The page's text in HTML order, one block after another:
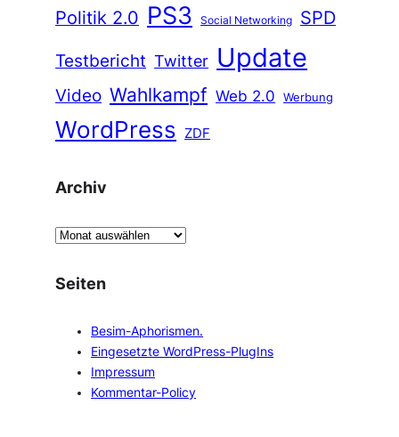
Politik 2.0 PS3 Social Networking
SPD
Testbericht Twitter Update
Video Wahlkampf Web 2.0 Werbung
WordPress ZDF
Archiv
A
c
Seiten
Besim-Aphorismen.
Eingesetzte WordPress-PlugIns
Impressum
Kommentar-Policy